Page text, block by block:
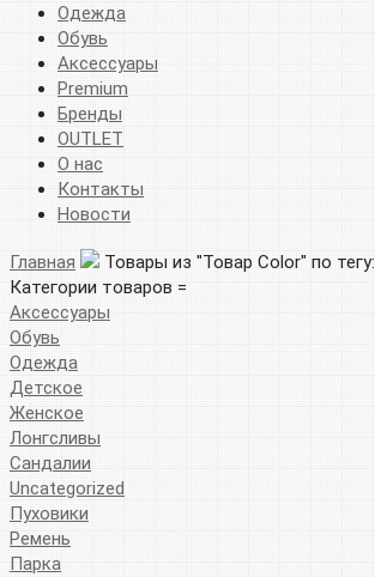
Одежда
Обувь
Аксессуары
Premium
Бренды
OUTLET
О нас
Контакты
Новости
Главная Товары из "Товар Color" по тегу:
Категории товаров =
Аксессуары
Обувь
Одежда
Детское
Женское
Лонгсливы
Сандалии
Uncategorized
Пуховики
Ремень
Парка